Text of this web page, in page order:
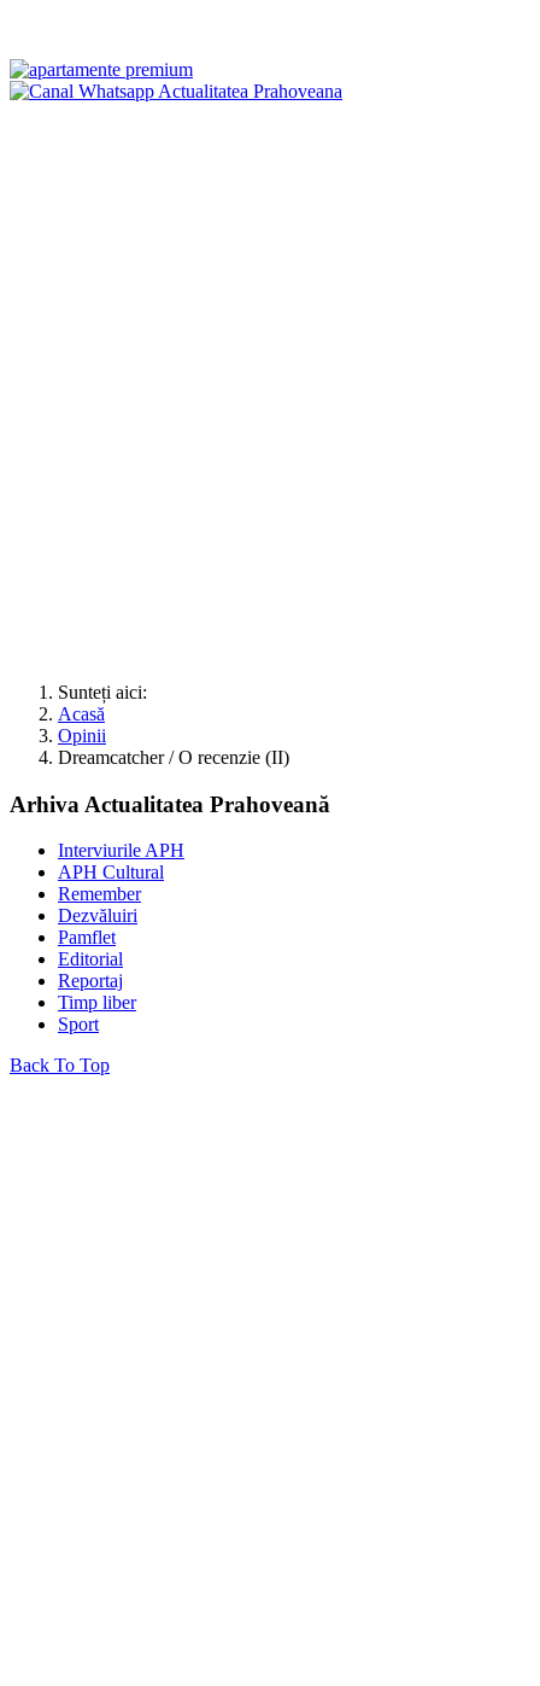
Sunteți aici:
Acasă
Opinii
Dreamcatcher / O recenzie (II)
Arhiva Actualitatea Prahoveană
Interviurile APH
APH Cultural
Remember
Dezvăluiri
Pamflet
Editorial
Reportaj
Timp liber
Sport
Back To Top